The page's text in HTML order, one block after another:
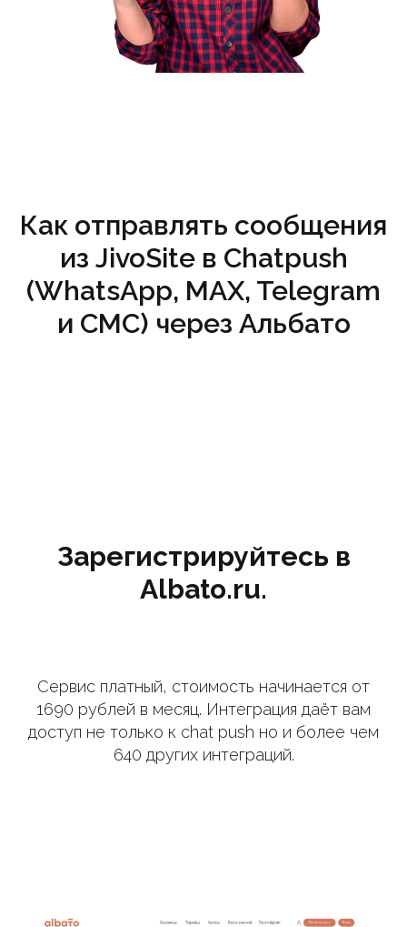
Как отправлять сообщения
из JivoSite в Chatpush
(WhatsApp, MAX, Telegram
и СМС) через Альбато
Зарегистрируйтесь в
Albato.ru.
Сервис платный, стоимость начинается от
1690 рублей в месяц. Интеграция даёт вам
доступ не только к chat push но и более чем
640 других интеграций.